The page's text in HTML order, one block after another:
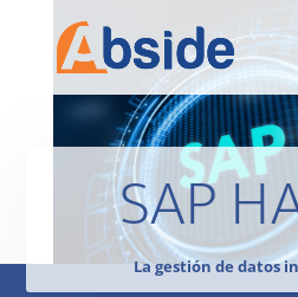
SAP
La gestión de datos